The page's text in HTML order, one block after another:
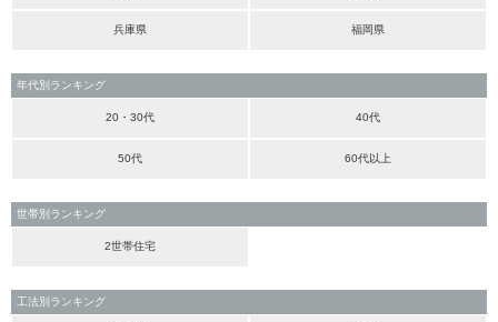
兵庫県 福岡県
年代別ランキング
20・30代 40代
50代 60代以上
世帯別ランキング
2世帯住宅
工法別ランキング